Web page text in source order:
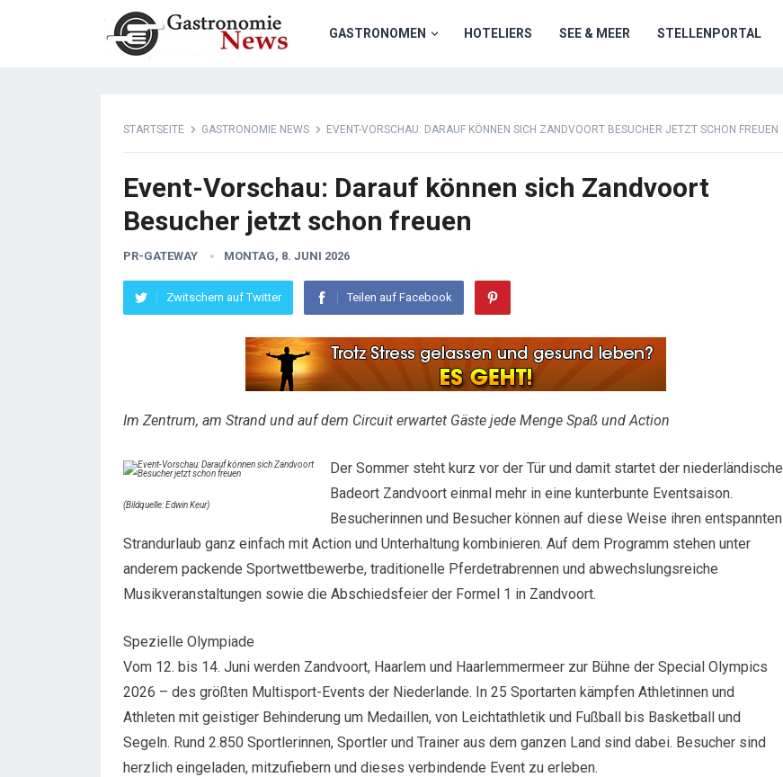
GASTRONOMEN HOTELIERS SEE & MEER STELLENPORTAL
STARTSEITE GASTRONOMIE NEWS EVENT-VORSCHAU: DARAUF KÖNNEN SICH ZANDVOORT BESUCHER JETZT SCHON FREUEN
Event-Vorschau: Darauf können sich Zandvoort
Besucher jetzt schon freuen
PR-GATEWAY MONTAG, 8. JUNI 2026
Zwitschern auf Twitter Teilen auf Facebook
Im Zentrum, am Strand und auf dem Circuit erwartet Gäste jede Menge Spaß und Action
(Bildquelle: Edwin Keur)
Der Sommer steht kurz vor der Tür und damit startet der niederländische
Badeort Zandvoort einmal mehr in eine kunterbunte Eventsaison.
Besucherinnen und Besucher können auf diese Weise ihren entspannten
Strandurlaub ganz einfach mit Action und Unterhaltung kombinieren. Auf dem Programm stehen unter
anderem packende Sportwettbewerbe, traditionelle Pferdetrabrennen und abwechslungsreiche
Musikveranstaltungen sowie die Abschiedsfeier der Formel 1 in Zandvoort.
Spezielle Olympiade
Vom 12. bis 14. Juni werden Zandvoort, Haarlem und Haarlemmermeer zur Bühne der Special Olympics
2026 – des größten Multisport-Events der Niederlande. In 25 Sportarten kämpfen Athletinnen und
Athleten mit geistiger Behinderung um Medaillen, von Leichtathletik und Fußball bis Basketball und
Segeln. Rund 2.850 Sportlerinnen, Sportler und Trainer aus dem ganzen Land sind dabei. Besucher sind
herzlich eingeladen, mitzufiebern und dieses verbindende Event zu erleben.